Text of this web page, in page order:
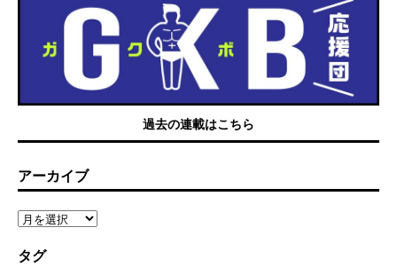
過去の連載はこちら
アーカイブ
タグ